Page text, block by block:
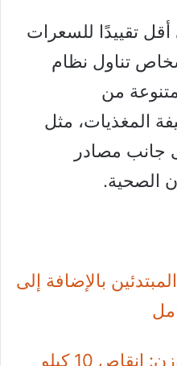
تقييدًا للسعرات
تناول نظام
من
المغذيات، مثل
جانب مصادر
الصحية.
بالإضافة إلى
اسرع طريقة لانقاص الوزن: انقاص 10 كيلو